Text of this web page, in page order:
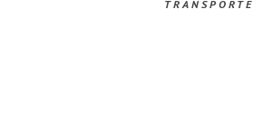
TRANSPORTE